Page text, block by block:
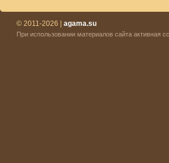
© 2011-2026 | agama.su
При использовании материалов сайта активная